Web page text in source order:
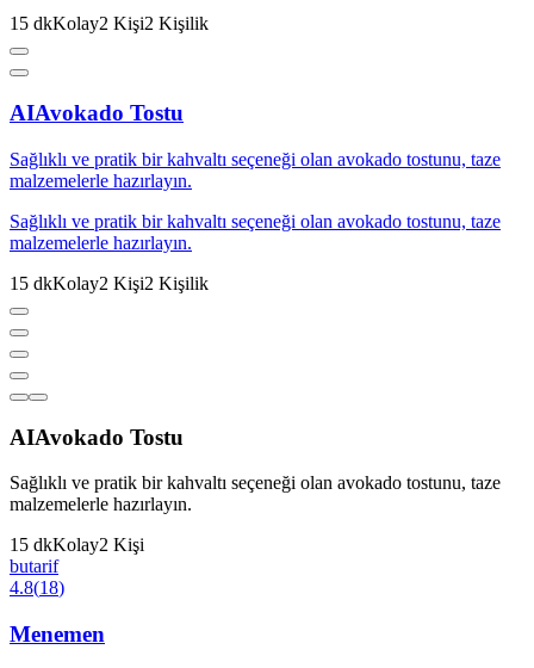
15 dkKolay2 Kişi2 Kişilik
AIAvokado Tostu
Sağlıklı ve pratik bir kahvaltı seçeneği olan avokado tostunu, taze
malzemelerle hazırlayın.
Sağlıklı ve pratik bir kahvaltı seçeneği olan avokado tostunu, taze
malzemelerle hazırlayın.
15 dkKolay2 Kişi2 Kişilik
AIAvokado Tostu
Sağlıklı ve pratik bir kahvaltı seçeneği olan avokado tostunu, taze
malzemelerle hazırlayın.
15 dkKolay2 Kişi
butarif
4.8(18)
Menemen